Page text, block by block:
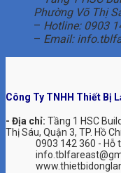
Phường Võ Thị
– Hotline: 0903
– Email:
Công Ty TNHH Thiết Bị
- Địa chỉ: Tầng 1 HSC
Thị Sáu, Quận 3, TP. Hồ
0903 142 360 - Hỗ